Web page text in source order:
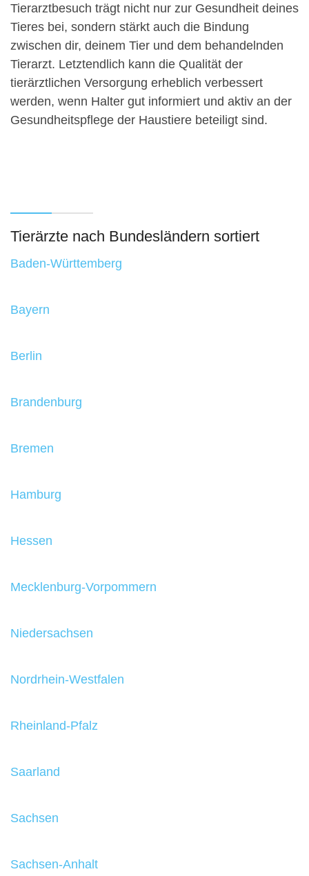
Tierarztbesuch trägt nicht nur zur Gesundheit deines
Tieres bei, sondern stärkt auch die Bindung
zwischen dir, deinem Tier und dem behandelnden
Tierarzt. Letztendlich kann die Qualität der
tierärztlichen Versorgung erheblich verbessert
werden, wenn Halter gut informiert und aktiv an der
Gesundheitspflege der Haustiere beteiligt sind.
Tierärzte nach Bundesländern sortiert
Baden-Württemberg
Bayern
Berlin
Brandenburg
Bremen
Hamburg
Hessen
Mecklenburg-Vorpommern
Niedersachsen
Nordrhein-Westfalen
Rheinland-Pfalz
Saarland
Sachsen
Sachsen-Anhalt